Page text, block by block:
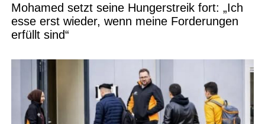
Mohamed setzt seine Hungerstreik fort: „Ich
esse erst wieder, wenn meine Forderungen
erfüllt sind“